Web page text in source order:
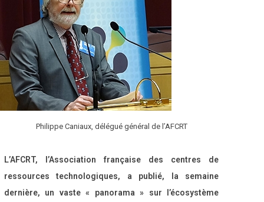
Philippe Caniaux, délégué général de l’AFCRT
L’AFCRT, l’Association française des centres de
ressources technologiques, a publié, la semaine
dernière, un vaste « panorama » sur l’écosystème